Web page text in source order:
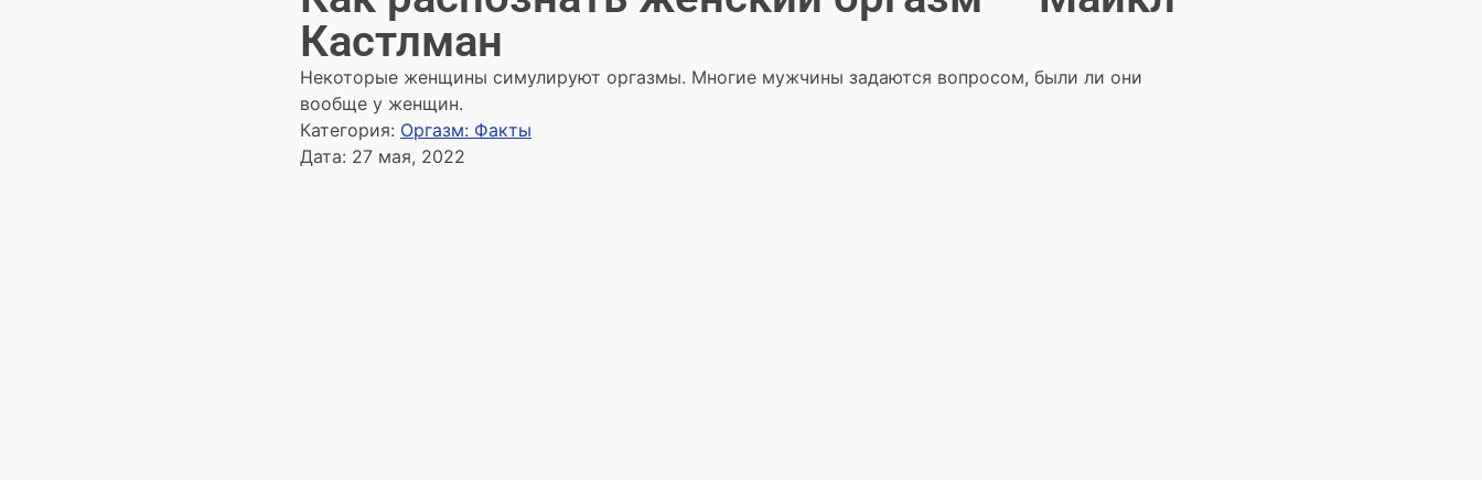
Кастлман
Некоторые женщины симулируют оргазмы. Многие мужчины задаются вопросом, были ли они
вообще у женщин.
Категория: Оргазм: Факты
Дата: 27 мая, 2022